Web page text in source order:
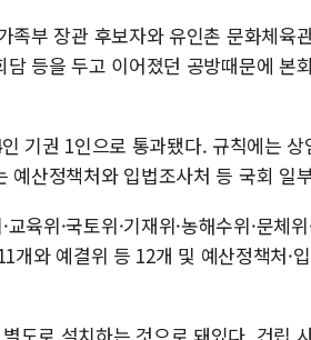
족부 장관 후보자와 유인촌 문화체육
등을 두고 이어졌던 공방때문에 본
기권 1인으로 통과됐다. 규칙에는
예산정책처와 입법조사처 등 국회 일
육위·국토위·기재위·농해수위·문체위
개와 예결위 등 12개 및 예산정책처·